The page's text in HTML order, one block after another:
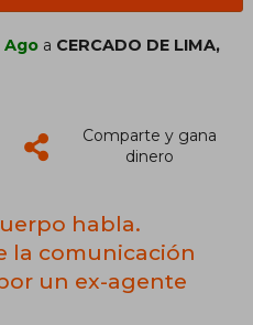
Ago a CERCADO DE LIMA,
Comparte y gana
dinero
habla.
la comunicación
un ex-agente